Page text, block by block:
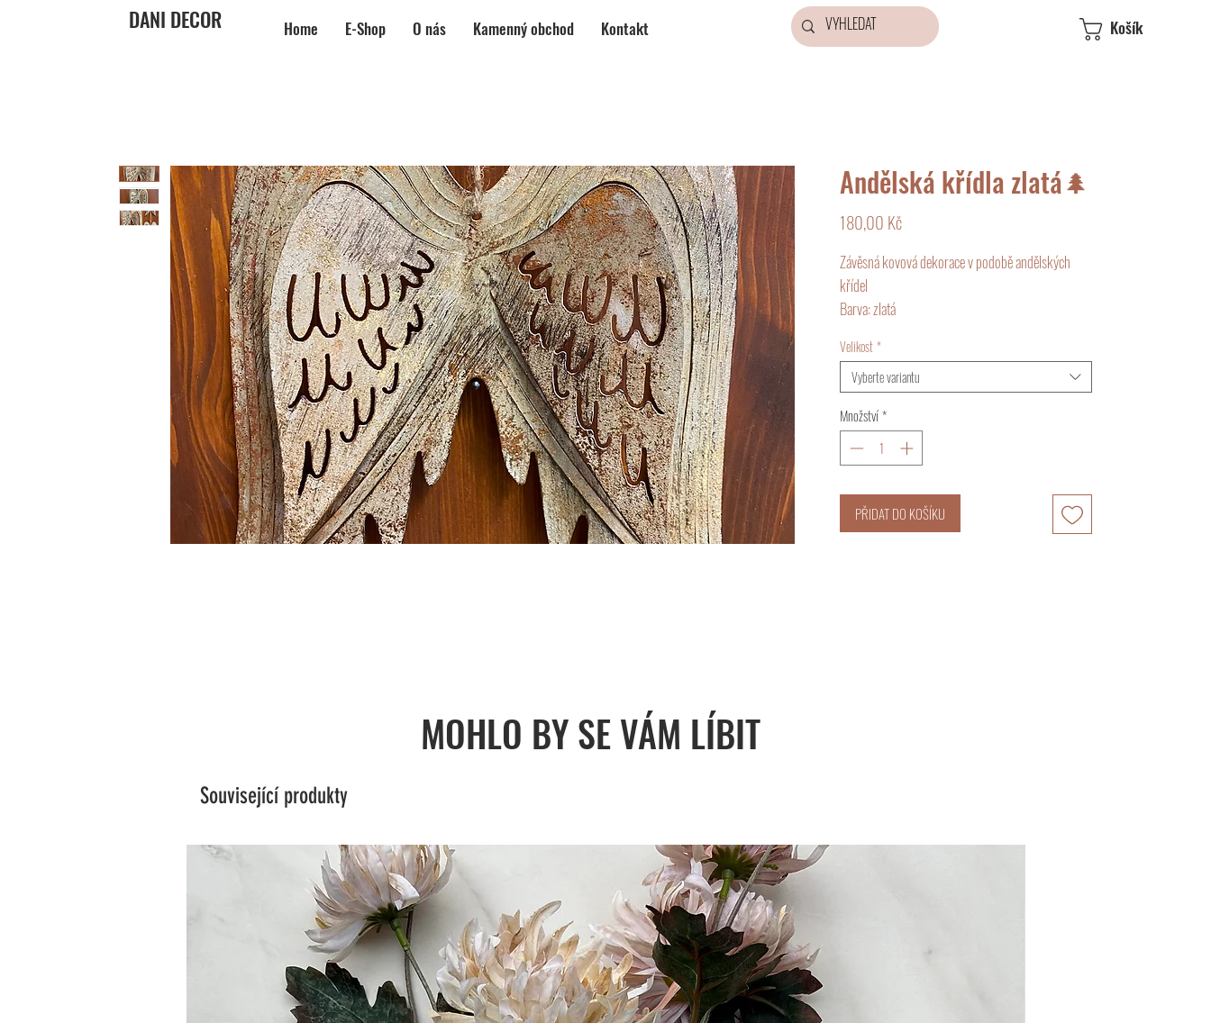
DANI DECOR Home E-Shop O nás Kamenný obchod Kontakt Košík
Andělská křídla zlatá🌲
180,00 KčCena
Závěsná kovová dekorace v podobě andělských
křídel
Barva: zlatá
Malá - 9x12 cm
Velká - 16x22 cm
Velikost*
Vyberte variantu
Množství*
PŘIDAT DO KOŠÍKU
MOHLO BY SE VÁM LÍBIT
Související produkty